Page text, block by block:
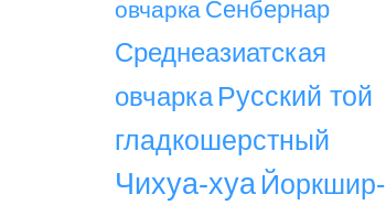
овчарка Сенбернар
Среднеазиатская
овчарка Русский той
гладкошерстный
Чихуа-хуа Йоркшир-